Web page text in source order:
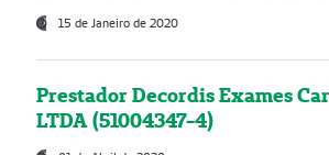
15 de Janeiro de 2020
Prestador Decordis Exames
LTDA (51004347-4)